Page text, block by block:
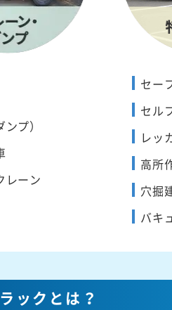
ンプ）
レーン
セー
セル
レッ
高所
穴掘
バキ
ックとは？